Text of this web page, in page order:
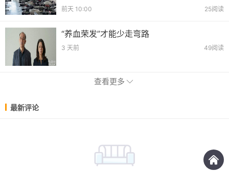
前天 10:00 25阅读
“养血荣发”才能少走弯路
3 天前 49阅读
查看更多
最新评论